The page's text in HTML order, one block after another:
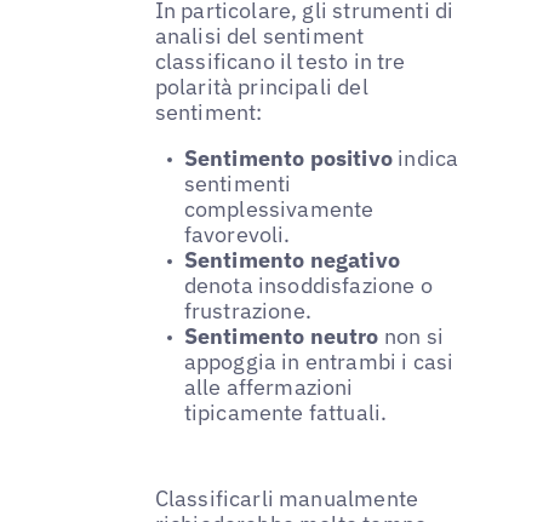
In particolare, gli strumenti di
analisi del sentiment
classificano il testo in tre
polarità principali del
sentiment:
Sentimento positivo indica
sentimenti
complessivamente
favorevoli.
Sentimento negativo
denota insoddisfazione o
frustrazione.
Sentimento neutro non si
appoggia in entrambi i casi
alle affermazioni
tipicamente fattuali.
Classificarli manualmente